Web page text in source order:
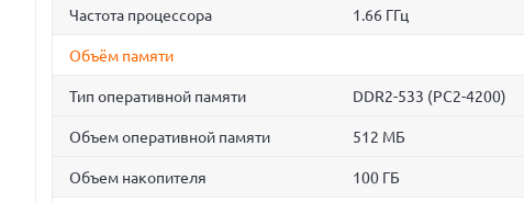
Частота процессора 1.66 ГГц
Объём памяти
Тип оперативной памяти DDR2-533 (PC2-4200)
Объем оперативной памяти 512 МБ
Объем накопителя 100 ГБ